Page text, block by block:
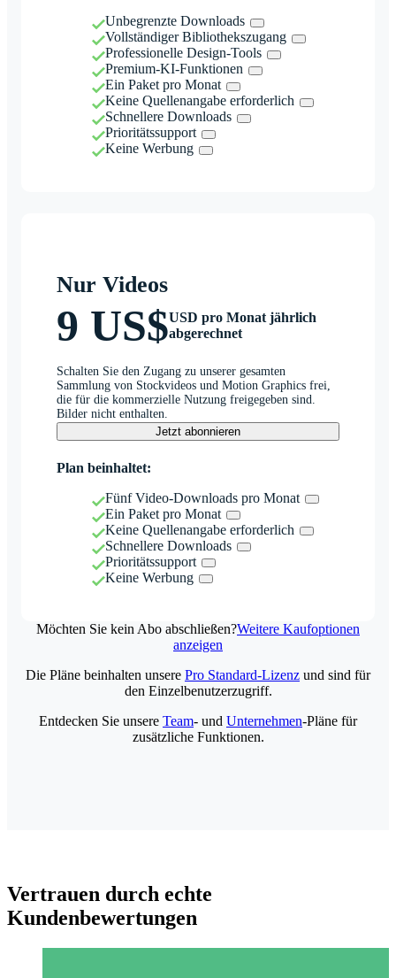
Unbegrenzte Downloads
Vollständiger Bibliothekszugang
Professionelle Design-Tools
Premium-KI-Funktionen
Ein Paket pro Monat
Keine Quellenangabe erforderlich
Schnellere Downloads
Prioritätssupport
Keine Werbung
Nur Videos
9 US$USD pro Monat jährlich
abgerechnet
Schalten Sie den Zugang zu unserer gesamten
Sammlung von Stockvideos und Motion Graphics frei,
die für die kommerzielle Nutzung freigegeben sind.
Bilder nicht enthalten.
Jetzt abonnieren
Plan beinhaltet:
Fünf Video-Downloads pro Monat
Ein Paket pro Monat
Keine Quellenangabe erforderlich
Schnellere Downloads
Prioritätssupport
Keine Werbung
Möchten Sie kein Abo abschließen?Weitere Kaufoptionen
anzeigen
Die Pläne beinhalten unsere Pro Standard-Lizenz und sind für
den Einzelbenutzerzugriff.
Entdecken Sie unsere Team- und Unternehmen-Pläne für
zusätzliche Funktionen.
Vertrauen durch echte
Kundenbewertungen